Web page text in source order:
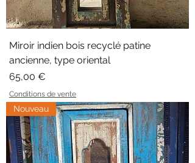
Miroir indien bois recyclé patine
ancienne, type oriental
Prix
65,00 €
Conditions de vente
Nouveau